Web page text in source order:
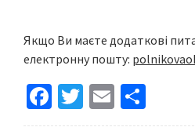
Якщо Ви маєте додаткові
електронну пошту:
Fa
ce
T
wi
E
m h